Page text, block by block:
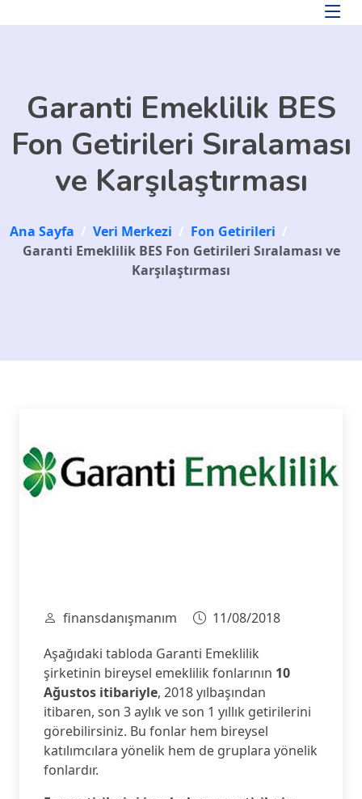
Garanti Emeklilik BES
Fon Getirileri Sıralaması
ve Karşılaştırması
Ana Sayfa / Veri Merkezi / Fon Getirileri /
Garanti Emeklilik BES Fon Getirileri Sıralaması ve
Karşılaştırması
finansdanışmanım
11/08/2018
Aşağıdaki tabloda Garanti Emeklilik
şirketinin bireysel emeklilik fonlarının 10
Ağustos itibariyle, 2018 yılbaşından
itibaren, son 3 aylık ve son 1 yıllık getirilerini
görebilirsiniz. Bu fonlar hem bireysel
katılımcılara yönelik hem de gruplara yönelik
fonlardır.